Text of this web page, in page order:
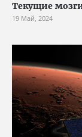
Текущие
19 Май, 2024